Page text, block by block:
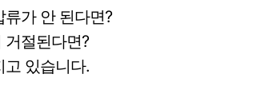
가 안 된다면?
절된다면?
고 있습니다.